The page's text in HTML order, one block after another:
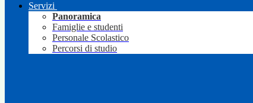
Servizi
Panoramica
Famiglie e studenti
Personale Scolastico
Percorsi di studio